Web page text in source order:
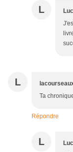
L
L
Ta
Répondre
L